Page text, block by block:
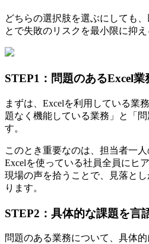
どちらの選択肢を選ぶにしても
とで失敗のリスクを最小限に抑え
STEP1：問題のあるExcel業
まずは、Excelを利用している業
題なく機能している業務」と「
す。
このとき重要なのは、担当者一
Excelを使っている社員全員にヒ
現場の声を拾うことで、見落と
ります。
STEP2：具体的な課題を言
問題のある業務について、具体